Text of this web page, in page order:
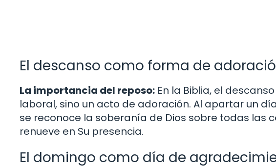
El descanso como forma de
La importancia del reposo: En la Biblia, el
laboral, sino un acto de adoración. Al apartar un
se reconoce la soberanía de Dios sobre todas las
renueve en Su presencia.
El domingo como día de